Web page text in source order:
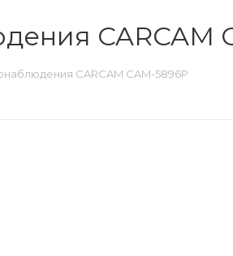
CARCAM
CARCAM CAM-5896P